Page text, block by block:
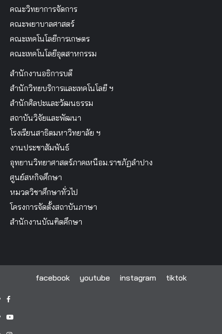
คณะวิทยาการจัดการ
คณะพยาบาลศาสตร์
คณะเทคโนโลยีการเกษตร
คณะเทคโนโลยีอุตสาหกรรม
สำนักงานอธิการบดี
สำนักวิทยบริการและเทคโนโลยี ฯ
สำนักศิลปะและวัฒนธรรม
สถาบันวิจัยและพัฒนา
โรงเรียนสาธิตมหาวิทยาลัย ฯ
งานประชาสัมพันธ์
อุทยานวิทยาศาสตร์ภาคเหนือม.ราชภัฏลำปาง
ศูนย์สหกิจศึกษา
หมวดวิชาศึกษาทั่วไป
โครงการจัดตั้งสถาบันภาษา
สำนักงานบัณฑิตศึกษา
facebook youtube instagram tiktok
facebook
youtube